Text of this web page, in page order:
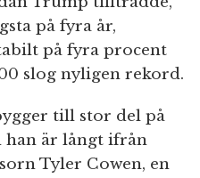
på fyra år,
på fyra procent
slog nyligen rekord.
till stor del på
han är långt ifrån
Tyler Cowen, en